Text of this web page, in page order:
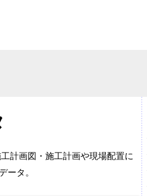
計画図・施工計画や現場配置に
ータ。